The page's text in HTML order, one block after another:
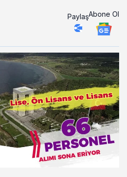
PaylaşAbone Ol